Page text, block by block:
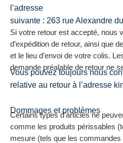
l’adresse
suivante : 263 rue Alexandre
Si votre retour est accepté, nous
d’expédition de retour, ainsi que
et le lieu d’envoi de votre colis.
demande préalable de retour ne
Vous pouvez toujours nous
relative au retour à l’adresse
Dommages et problèmes
Certains types d’articles ne
comme les produits périssables
mesure (tels que les